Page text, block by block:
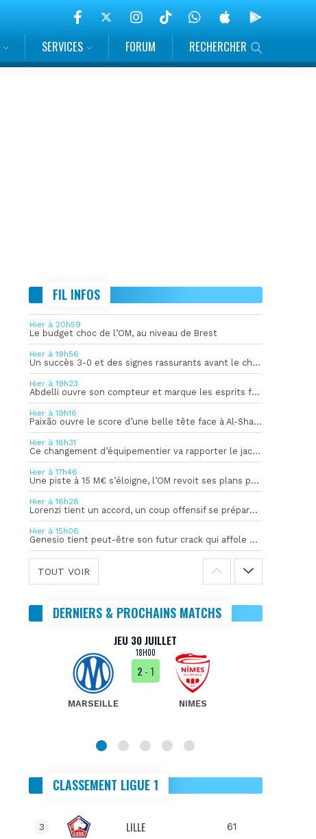
SERVICES FORUM RECHERCHER
FIL INFOS
Hier à 20h59
Le budget choc de l’OM, au niveau de Brest
Hier à 19h56
Un succès 3-0 et des signes rassurants avant le choc face à Bilbao
Hier à 19h23
Abdelli ouvre son compteur et marque les esprits face à Al-Shahania
Hier à 19h16
Paixão ouvre le score d’une belle tête face à Al-Shahania
Hier à 18h31
Ce changement d’équipementier va rapporter le jackpot à l’OM
Hier à 17h46
Une piste à 15 M€ s’éloigne, l’OM revoit ses plans pour son gardien
Hier à 16h28
Lorenzi tient un accord, un coup offensif se prépare en coulisses
Hier à 15h06
Genesio tient peut-être son futur crack qui affole déjà l’Europe
TOUT VOIR
DERNIERS & PROCHAINS MATCHS
JEU 30 JUILLET
18H00
MARSEILLE
2- 1
NIMES
CLASSEMENT LIGUE 1
3 LILLE 61